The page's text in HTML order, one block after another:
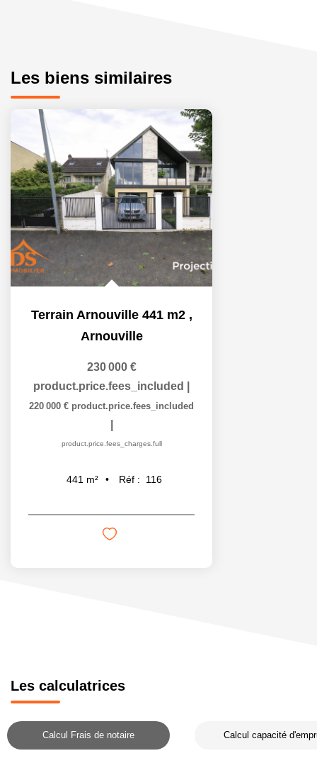
Les biens similaires
Terrain Arnouville 441 m2 ,
Arnouville
230 000 €
product.price.fees_included
220 000 € product.price.fees_included
product.price.fees_charges.full
441 m² Réf : 116
Les calculatrices
Calcul Frais de notaire Calcul capacité